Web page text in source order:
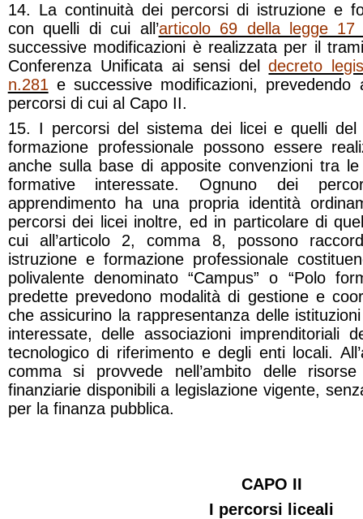
14. La continuità dei percorsi di istruzione e
con quelli di cui all’articolo 69 della legge 17
successive modificazioni è realizzata per il
Conferenza Unificata ai sensi deldecreto
n.281 e successive modificazioni,
percorsi di cui al Capo II.
15. I percorsi del sistema dei licei e quelli
formazione professionale possono essere
anche sulla base di apposite convenzioni tra
formative interessate. Ognuno dei
apprendimento ha una propria identità
percorsi dei licei inoltre, ed in particolare di
cui all’articolo 2, comma 8, possono
istruzione e formazione professionale
polivalente denominato “Campus” o “Polo
predette prevedono modalità di gestione e
che assicurino la rappresentanza delle
interessate, delle associazioni imprenditoriali
tecnologico di riferimento e degli enti locali.
comma si provvede nell’ambito delle
finanziarie disponibili a legislazione vigente,
per la finanza pubblica.
CAPO II
I percorsi liceali